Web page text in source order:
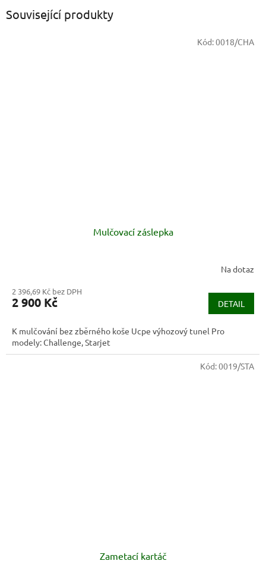
Související produkty
Mulčovací záslepka
Na dotaz
2 396,69 Kč bez DPH
2 900 Kč DETAIL
K mulčování bez zběrného koše Ucpe výhozový tunel Pro
modely: Challenge, Starjet
Kód:0018/CHA
Zametací kartáč
Kód:0019/STA